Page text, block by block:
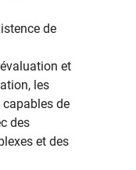
de
et
les
de
des
et des